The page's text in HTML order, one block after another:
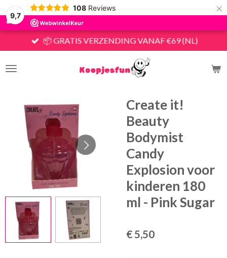
9,7
108 Reviews ×
📦 GRATIS VERZENDING VANAF €69 (NL)
Create it!
Beauty
Bodymist
Candy
Explosion voor
kinderen 180
ml - Pink Sugar
€ 5,50